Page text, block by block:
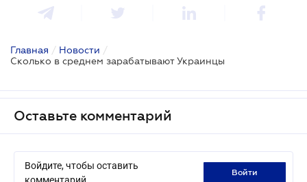
Главная / Новости /
Сколько в среднем зарабатывают Украинцы
Оставьте комментарий
Войдите, чтобы оставить
комментарий
войти